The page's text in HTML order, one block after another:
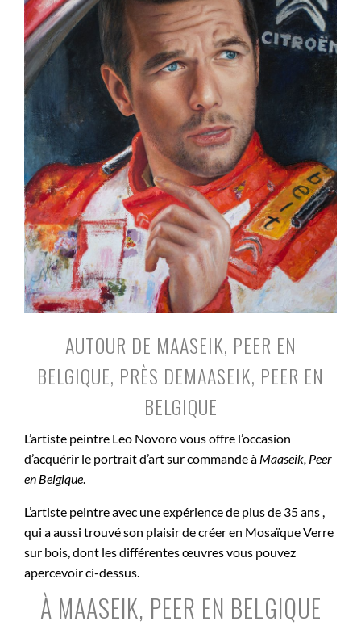
AUTOUR DE MAASEIK, PEER EN
BELGIQUE, PRÈS DEMAASEIK, PEER EN
BELGIQUE
L’artiste peintre Leo Novoro vous offre l’occasion
d’acquérir le portrait d’art sur commande à Maaseik, Peer
en Belgique.
L’artiste peintre avec une expérience de plus de 35 ans ,
qui a aussi trouvé son plaisir de créer en Mosaïque Verre
sur bois, dont les différentes œuvres vous pouvez
apercevoir ci-dessus.
À MAASEIK, PEER EN BELGIQUE